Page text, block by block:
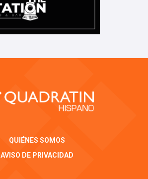
QUIÉNES SOMOS
AVISO DE PRIVACIDAD